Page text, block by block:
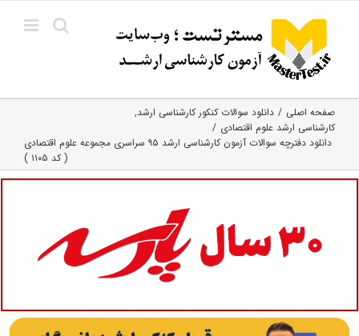
content
صفحه اصلی
دانلود سوالات کنکور کارشناسی ارشد
کارشناسی ارشد علوم اقتصادی
دانلود دفترچه سوالات آزمون کارشناسی ارشد ۹۵ سراسری مجموعه علوم اقتصادی
( کد ۱۱۰۵ )